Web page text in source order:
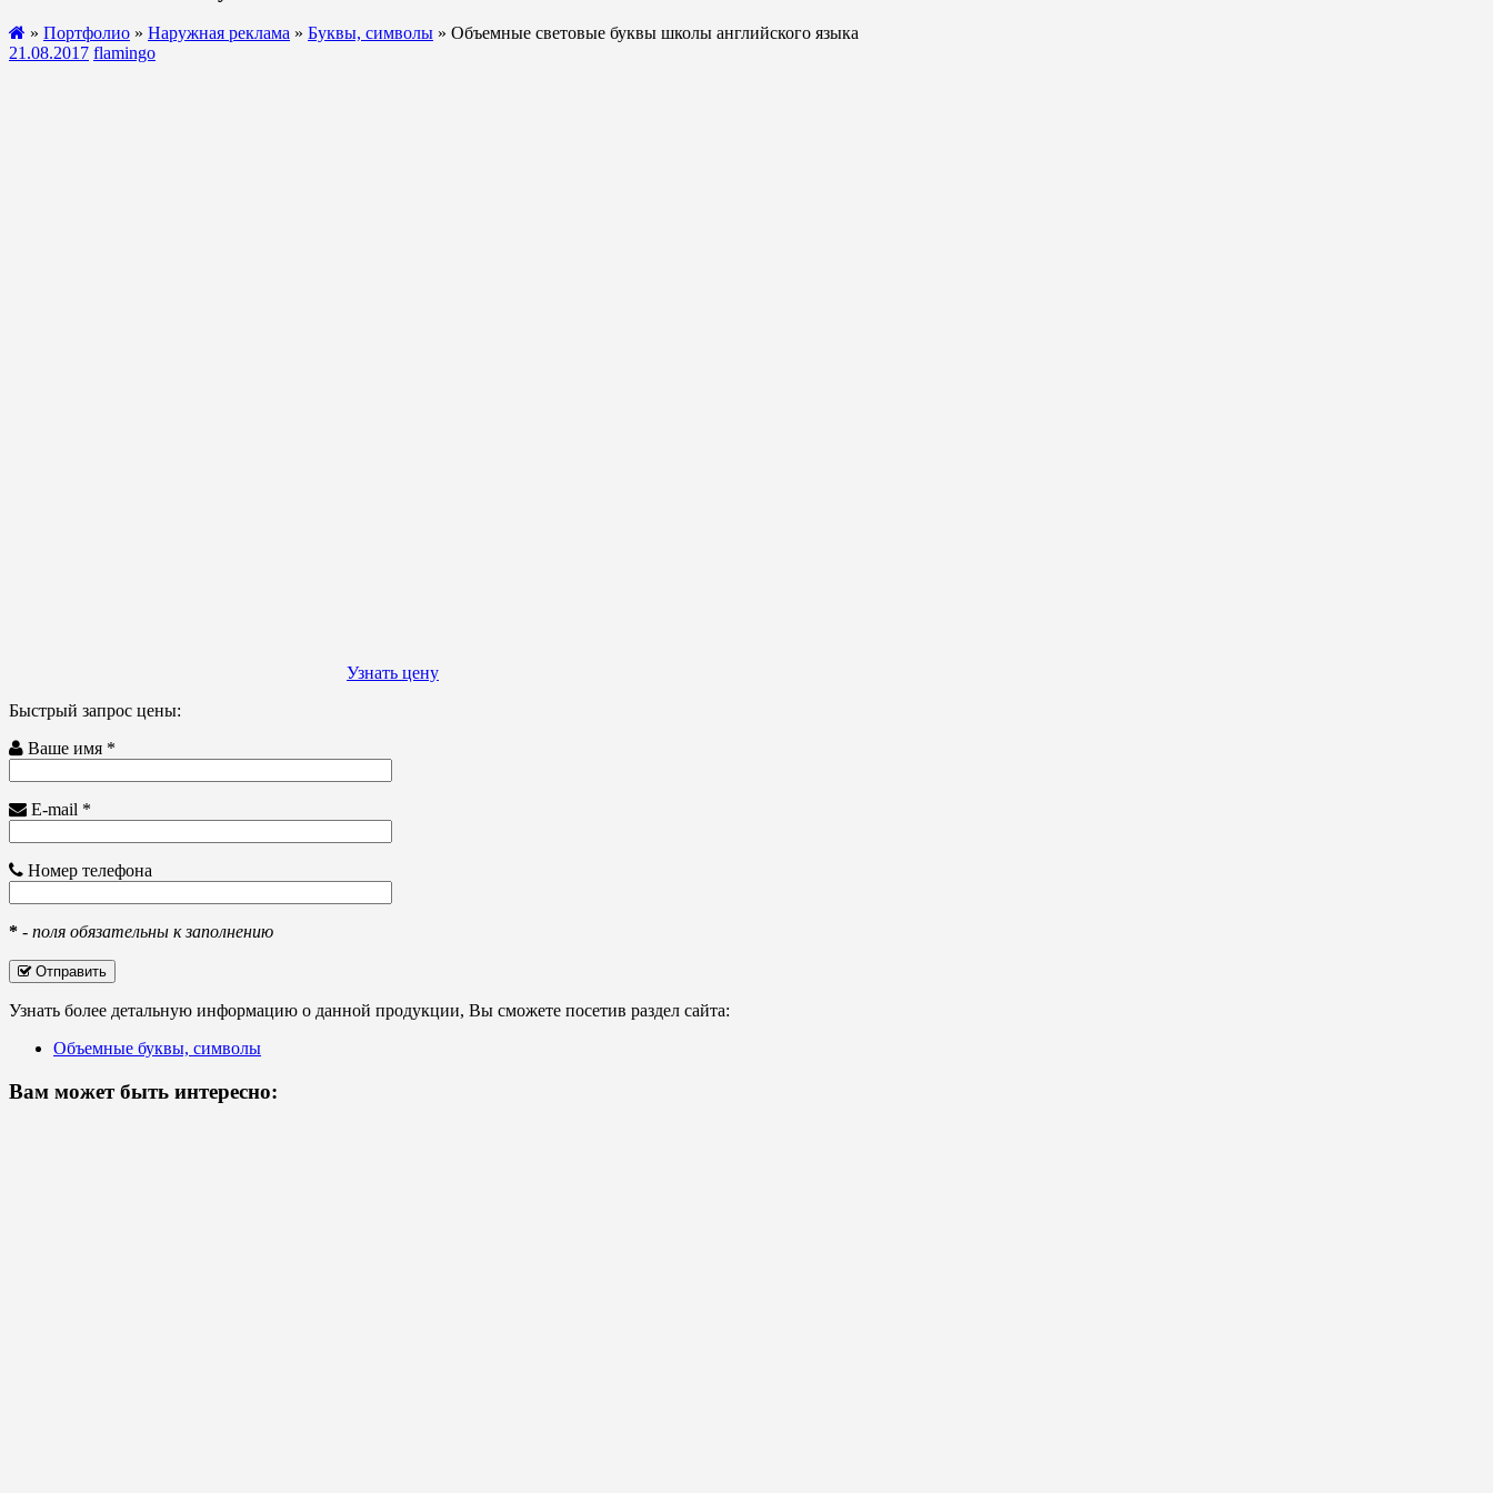
» Портфолио » Наружная реклама » Буквы, символы » Объемные световые буквы школы английского языка
21.08.2017 flamingo
Узнать цену
Быстрый запрос цены:
Ваше имя *
E-mail *
Номер телефона
* - поля обязательны к заполнению
Отправить
Узнать более детальную информацию о данной продукции, Вы сможете посетив раздел сайта:
Объемные буквы, символы
Вам может быть интересно: